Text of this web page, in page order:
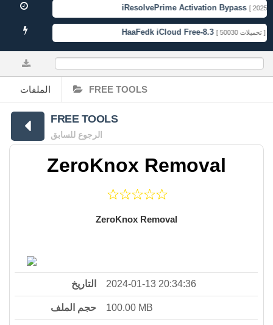
iResolvePrime Activation Bypass [ 2025-
HaaFedk iCloud Free-8.3 [ 50030 تحميلات ]
الملفات FREE TOOLS
FREE TOOLS
الرجوع للسابق
ZeroKnox Removal
ZeroKnox Removal
التاريخ 2024-01-13 20:34:36
حجم الملف 100.00 MB